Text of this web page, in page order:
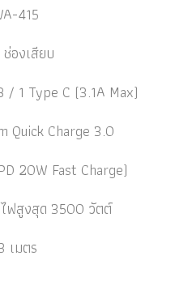
415
องเสียบ
/ 1 Type C (3.1A Max)
Quick Charge 3.0
20W Fast Charge)
ไฟสูงสุด 3500 วัตต์
เมตร